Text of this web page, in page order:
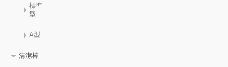
標準
型
A型
清潔棒